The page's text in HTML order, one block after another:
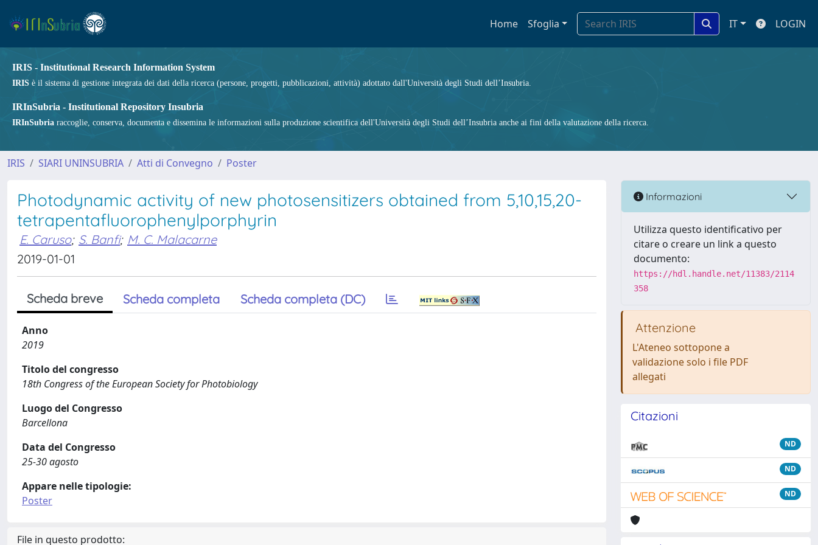
Home Sfoglia IT LOGIN
IRIS - Institutional Research Information System
IRIS è il sistema di gestione integrata dei dati della ricerca (persone, progetti, pubblicazioni, attività) adottato dall'Università degli Studi dell’Insubria.
IRInSubria - Institutional Repository Insubria
IRInSubria raccoglie, conserva, documenta e dissemina le informazioni sulla produzione scientifica dell'Università degli Studi dell’Insubria anche ai fini della valutazione della ricerca.
IRIS SIARI UNINSUBRIA Atti di Convegno Poster
Photodynamic activity of new photosensitizers obtained from 5,10,15,20-
tetrapentafluorophenylporphyrin
E. Caruso; S. Banfi; M. C. Malacarne
2019-01-01
Scheda breve Scheda completa Scheda completa (DC)
Anno
2019
Titolo del congresso
18th Congress of the European Society for Photobiology
Luogo del Congresso
Barcellona
Data del Congresso
25-30 agosto
Appare nelle tipologie:
Poster
File in questo prodotto:
Informazioni
Utilizza questo identificativo per
citare o creare un link a questo
documento:
https://hdl.handle.net/11383/2114
358
Attenzione
L'Ateneo sottopone a
validazione solo i file PDF
allegati
Citazioni
ND
ND
ND